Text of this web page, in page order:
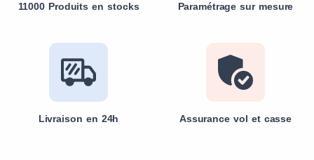
11000 Produits en stocks Paramétrage sur mesure
Livraison en 24h Assurance vol et casse